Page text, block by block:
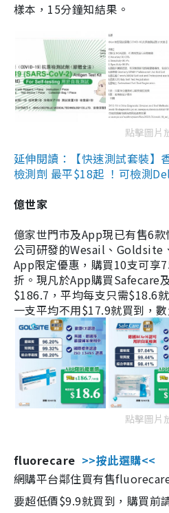
樣本，15分鐘知結果。
點擊圖片
延伸閱讀：【快速測試套裝】
檢測劑 最平$18起 ！可檢測
億世家
億家世門市及App現已有售6
公司研發的Wesail、Goldsite
App限定優惠，購買10支可享
折。現凡於App購買Safecare
$186.7，平均每支只需$18.6
一支平均不用$17.9就買到，
點擊圖片
fluorecare >>按此選購<<
網購平台鄰住買有售
要超低價$9.9就買到，購買前